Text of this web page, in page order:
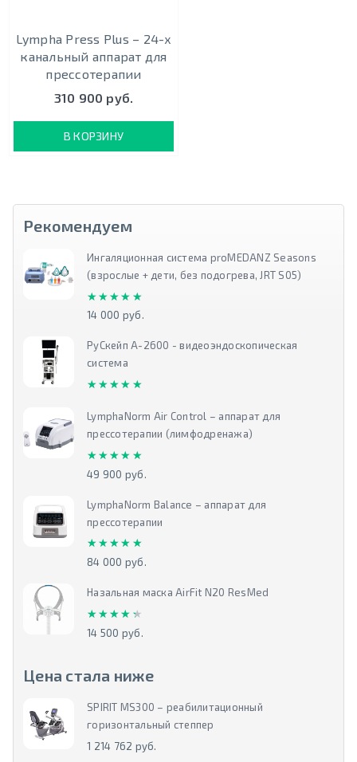
Lympha Press Plus – 24-х
канальный аппарат для
прессотерапии
310 900 руб.
В КОРЗИНУ
Рекомендуем
Ингаляционная система proMEDANZ Seasons
(взрослые + дети, без подогрева, JRT S05)
★★★★★
★★★★★
14 000 руб.
РуСкейп А-2600 - видеоэндоскопическая
система
★★★★★
★★★★★
LymphaNorm Air Control – аппарат для
прессотерапии (лимфодренажа)
★★★★★
★★★★★
49 900 руб.
LymphaNorm Balance – аппарат для
прессотерапии
★★★★★
★★★★★
84 000 руб.
Назальная маска AirFit N20 ResMed
★★★★★
★★★★★
14 500 руб.
Цена стала ниже
SPIRIT MS300 – реабилитационный
горизонтальный степпер
1 214 762 руб.